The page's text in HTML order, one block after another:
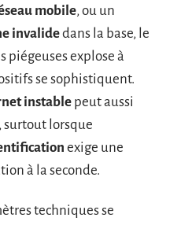
mobile, ou un
invalidedans la base, le
piégeuses explose à
se sophistiquent.
instable peut aussi
lorsque
exige une
à la seconde.
techniques se